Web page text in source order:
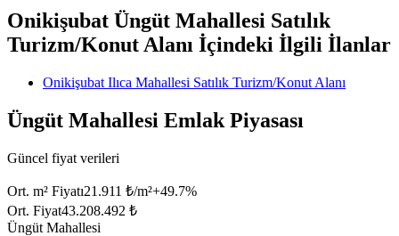
Onikişubat Üngüt Mahallesi Satılık
Turizm/Konut Alanı İçindeki İlgili İlanlar
Onikişubat Ilıca Mahallesi Satılık Turizm/Konut Alanı
Üngüt Mahallesi Emlak Piyasası
Güncel fiyat verileri
Ort. m² Fiyatı21.911 ₺/m²+49.7%
Ort. Fiyat43.208.492 ₺
Üngüt Mahallesi